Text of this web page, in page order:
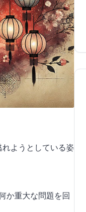
ようとしている姿
か重大な問題を回